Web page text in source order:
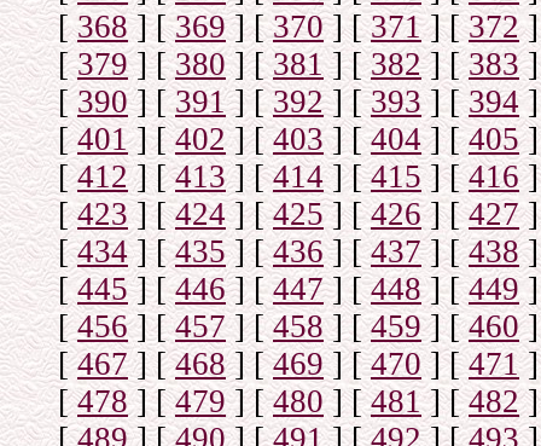
[368] [369] [370] [371] [372]
[379] [380] [381] [382] [383]
[390] [391] [392] [393] [394]
[401] [402] [403] [404] [405]
[412] [413] [414] [415] [416]
[423] [424] [425] [426] [427]
[434] [435] [436] [437] [438]
[ 445] [446] [447] [448] [449]
[456] [457] [458] [459] [460]
[467] [468] [469] [470] [471]
[478] [479] [480] [481] [482]
[489] [490] [491] [492] [493]